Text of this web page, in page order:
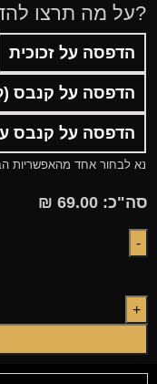
?על מה תרצו
הדפסה על זכוכית
הדפסה על קנבס
הדפסה על קנבס
נא לבחור אחד מהאפשריות
סה"כ: 69.00
₪